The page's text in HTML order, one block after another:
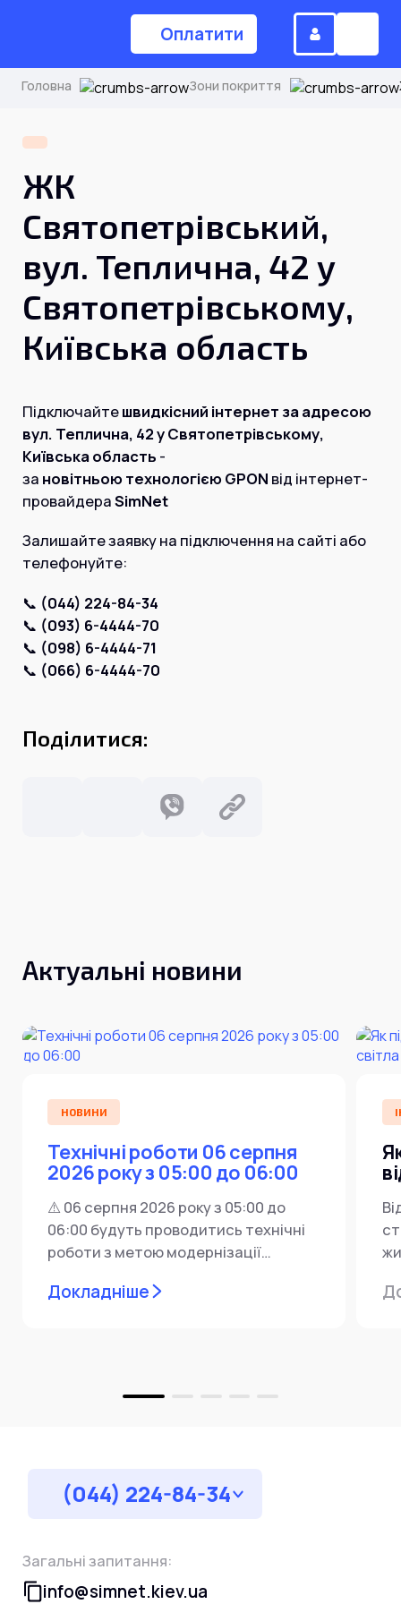
Оплатити
Для дому
Головна
Інтернет+ТБ
Телебачення
Домофонія
Відеонагляд
Про нас
Допомога
Контакти
Інше
Для дому
Для бізнесу
Карта покриття
Магазин
Загальні запитання:
info@simnet.kiev.ua
support@simnet.kiev.ua
корпус А, 3 поверх
Головна Зони покриття
ЖК
Святопетрівський,
вул. Теплична, 42 у
Святопетрівському,
Київська область
Підключайтешвидкісний інтернет за адресою
вул. Теплична, 42 у Святопетрівському,
Київська область -
за новітньою технологією GPON від інтернет-
провайдераSimNet
Залишайте заявку на підключення на сайті або
телефонуйте:
📞 (044) 224-84-34
📞 (093) 6-4444-70
📞 (098) 6-4444-71
📞 (066) 6-4444-70
Поділитися:
Актуальні новини
НОВИНИ
Технічні роботи 06 серпня
2026 року з 05:00 до 06:00
⚠️ 06 серпня 2026 року з 05:00 до
06:00 будуть проводитись технічні
роботи з метою модернізації
Докладніше
(044) 224-84-34
Загальні запитання:
info@simnet.kiev.ua